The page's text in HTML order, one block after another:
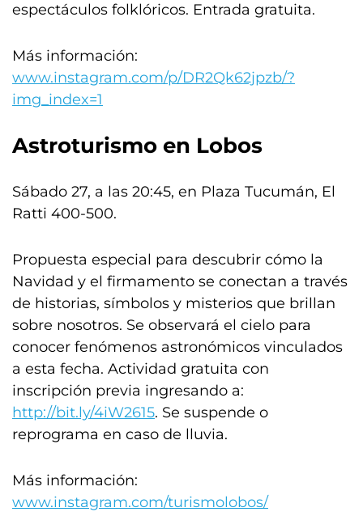
espectáculos folklóricos. Entrada gratuita.
Más información:
www.instagram.com/p/DR2Qk62jpzb/?
img_index=1
Astroturismo en Lobos
Sábado 27, a las 20:45, en Plaza Tucumán, El
Ratti 400-500.
Propuesta especial para descubrir cómo la
Navidad y el firmamento se conectan a través
de historias, símbolos y misterios que brillan
sobre nosotros. Se observará el cielo para
conocer fenómenos astronómicos vinculados
a esta fecha. Actividad gratuita con
inscripción previa ingresando a:
http://bit.ly/4iW2615. Se suspende o
reprograma en caso de lluvia.
Más información:
www.instagram.com/turismolobos/